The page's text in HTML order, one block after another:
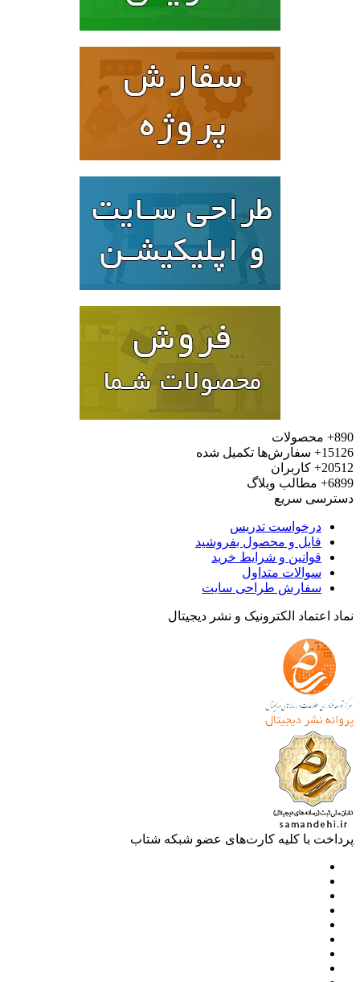
محصولات
سفارش‌ها تکمیل شده
کاربران
مطالب وبلاگ
سریع
درخواست تدریس
فایل و محصول بفروشید
قوانین و شرایط خرید
سوالات متداول
سفارش طراحی سایت
اعتماد الکترونیک و نشر دیجیتال
با کلیه کارت‌های عضو شبکه شتاب